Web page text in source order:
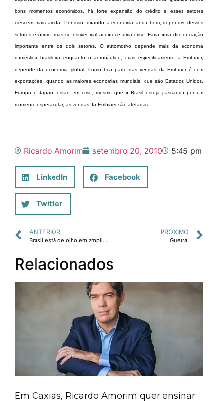
bons momentos econômicos, há forte expansão do crédito e esses setores
crescem mais ainda. Por isso, quando a economia anda bem, depender desses
setores é ótimo, mas se estiver mal acontece uma crise. Faria uma diferenciação
importante entre os dois setores. O automotivo depende mais da economia
doméstica brasileira enquanto o aeronáutico, mais especificamente a Embraer,
depende da economia global. Como boa parte das vendas da Embraer é com
exportações, quando as maiores economias mundiais, que são Estados Unidos,
Europa e Japão, estão em crise, mesmo que o Brasil esteja passando por um
momento espetacular, as vendas da Embraer são afetadas.
Ricardo Amorim setembro 20, 2010 5:45 pm
LinkedIn Facebook
Twitter
ANTERIOR
Brasil está de olho em ampliação de negócios.
PRÓXIMO
Guerra!
Relacionados
Em Caxias, Ricardo Amorim quer ensinar